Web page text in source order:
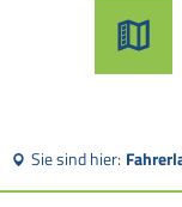
Sie sind hier: